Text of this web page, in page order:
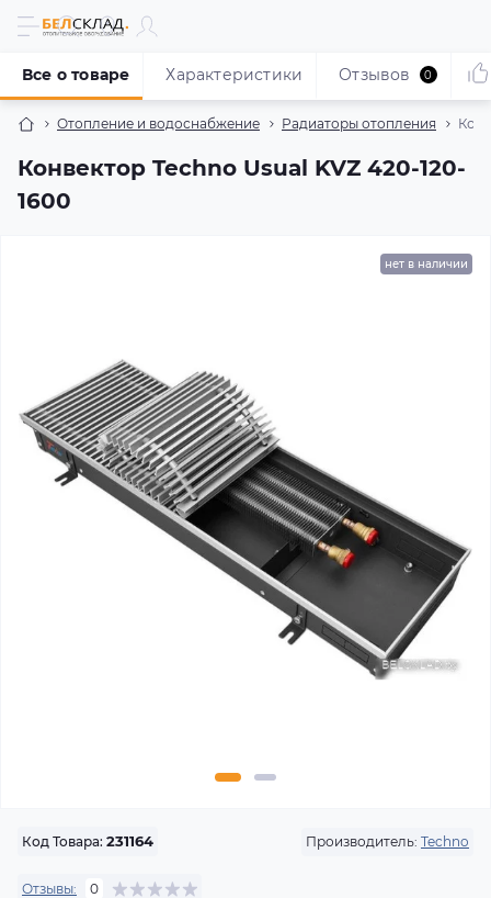
Отопление и водоснабжение Радиаторы отопления
Конвектор Techno Usual KVZ 420-120-
1600
Все о товаре Характеристики Отзывов 0
нет в наличии
Код Товара: 231164 Производитель: Techno
Отзывы: 0